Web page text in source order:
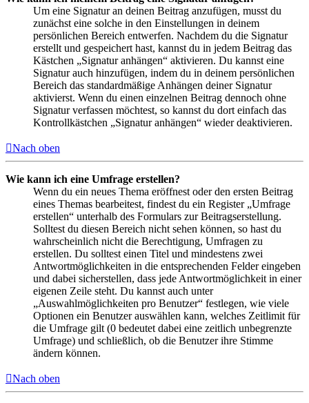
Um eine Signatur an deinen Beitrag anzufügen, musst du
zunächst eine solche in den Einstellungen in deinem
persönlichen Bereich entwerfen. Nachdem du die Signatur
erstellt und gespeichert hast, kannst du in jedem Beitrag das
Kästchen „Signatur anhängen“ aktivieren. Du kannst eine
Signatur auch hinzufügen, indem du in deinem persönlichen
Bereich das standardmäßige Anhängen deiner Signatur
aktivierst. Wenn du einen einzelnen Beitrag dennoch ohne
Signatur verfassen möchtest, so kannst du dort einfach das
Kontrollkästchen „Signatur anhängen“ wieder deaktivieren.
Nach oben
Wie kann ich eine Umfrage erstellen?
Wenn du ein neues Thema eröffnest oder den ersten Beitrag
eines Themas bearbeitest, findest du ein Register „Umfrage
erstellen“ unterhalb des Formulars zur Beitragserstellung.
Solltest du diesen Bereich nicht sehen können, so hast du
wahrscheinlich nicht die Berechtigung, Umfragen zu
erstellen. Du solltest einen Titel und mindestens zwei
Antwortmöglichkeiten in die entsprechenden Felder eingeben
und dabei sicherstellen, dass jede Antwortmöglichkeit in einer
eigenen Zeile steht. Du kannst auch unter
„Auswahlmöglichkeiten pro Benutzer“ festlegen, wie viele
Optionen ein Benutzer auswählen kann, welches Zeitlimit für
die Umfrage gilt (0 bedeutet dabei eine zeitlich unbegrenzte
Umfrage) und schließlich, ob die Benutzer ihre Stimme
ändern können.
Nach oben